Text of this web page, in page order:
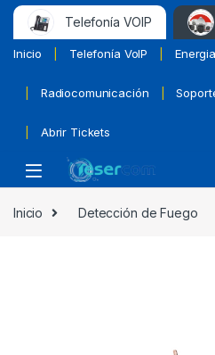
Telefonía VOIP
Inicio Telefonía VoIP
Radiocomunicación
Abrir Tickets
Inicio Detección de Fuego